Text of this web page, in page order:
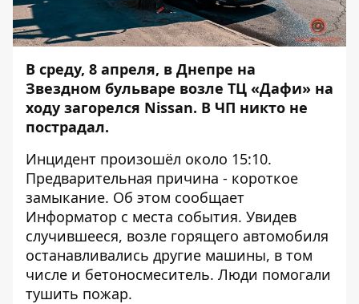
В среду, 8 апреля, в Днепре на
Звездном бульваре возле ТЦ «Дафи» на
ходу загорелся Nissan. В ЧП никто не
пострадал.
Инцидент произошёл около 15:10.
Предварительная причина - короткое
замыкание. Об этом сообщает
Информатор с места события. Увидев
случившееся, возле горящего автомобиля
останавливались другие машины, в том
числе и бетоносмеситель. Люди помогали
тушить пожар.